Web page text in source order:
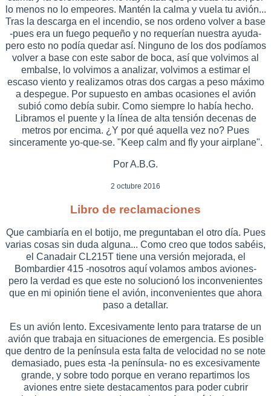
lo menos no lo empeores. Mantén la calma y vuela tu avión...
Tras la descarga en el incendio, se nos ordeno volver a base
-pues era un fuego pequeño y no requerían nuestra ayuda-
pero esto no podía quedar así. Ninguno de los dos podíamos
volver a base con este sabor de boca, así que volvimos al
embalse, lo volvimos a analizar, volvimos a estimar el
escaso viento y realizamos otras dos cargas a peso máximo
a despegue. Por supuesto en ambas ocasiones el avión
subió como debía subir. Como siempre lo había hecho.
Libramos el puente y la línea de alta tensión decenas de
metros por encima. ¿Y por qué aquella vez no? Pues
sinceramente yo-que-se. "Keep calm and fly your airplane".
Por A.B.G.
2 octubre 2016
Libro de reclamaciones
Que cambiaría en el botijo, me preguntaban el otro día. Pues
varias cosas sin duda alguna... Como creo que todos sabéis,
el Canadair CL215T tiene una versión mejorada, el
Bombardier 415 -nosotros aquí volamos ambos aviones-
pero la verdad es que este no solucionó los inconvenientes
que en mi opinión tiene el avión, inconvenientes que ahora
paso a detallar.
Es un avión lento. Excesivamente lento para tratarse de un
avión que trabaja en situaciones de emergencia. Es posible
que dentro de la península esta falta de velocidad no se note
demasiado, pues esta -la península- no es excesivamente
grande, y sobre todo porque en verano repartimos los
aviones entre siete destacamentos para poder cubrir